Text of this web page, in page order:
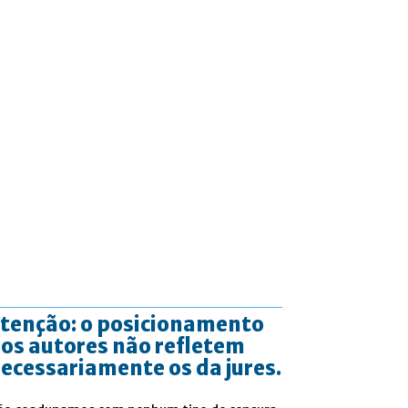
o posicionamento
autores não refletem
os da jures.